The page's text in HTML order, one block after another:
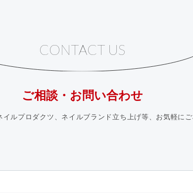
CONTACT US
ご相談・お問い合わせ
ルプロダクツ、ネイルブランド立ち上げ等、お気軽にご